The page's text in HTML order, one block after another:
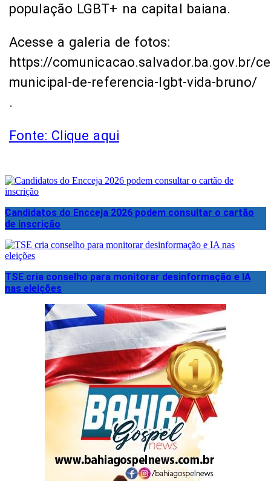
população LGBT+ na capital baiana.
Acesse a galeria de fotos:
https://comunicacao.salvador.ba.gov.br/
municipal-de-referencia-lgbt-vida-bruno/
.
Fonte: Clique aqui
Candidatos do Encceja 2026 podem consultar o cartão
de inscrição
TSE cria conselho para monitorar desinformação e IA
nas eleições